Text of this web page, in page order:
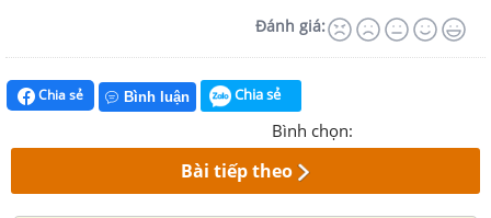
Đánh giá:
Chia sẻ Bình luận Chia sẻ
Bình chọn:
Bài tiếp theo